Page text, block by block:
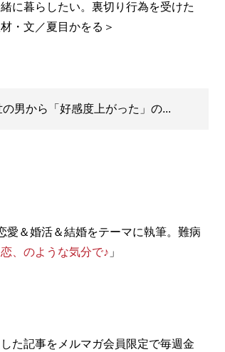
に暮らしたい。裏切り行為を受けた
男から「好感度上がった」の...
愛＆婚活＆結婚をテーマに執筆。難病
、のような気分で♪ 」
た記事をメルマガ会員限定で毎週金